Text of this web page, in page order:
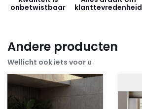
onbetwistbaar
klanttevredenheid
Andere producten
Wellicht ook iets voor u